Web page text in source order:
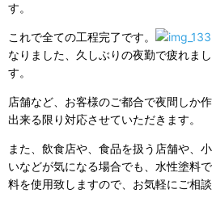
す。
これで全ての工程完了です。
なりました、久しぶりの夜勤で疲れま
す。
店舗など、お客様のご都合で夜間しか
出来る限り対応させていただきます。
また、飲食店や、食品を扱う店舗や、
いなどが気になる場合でも、水性塗料
料を使用致しますので、お気軽にご相談